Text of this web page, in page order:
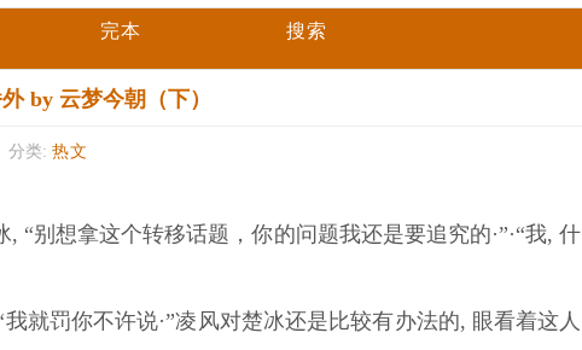
完本 搜索
by 云梦今朝（下）
分类: 热文
, “别想拿这个转移话题，你的问题我还是要追究的·”·“我, 什
就罚你不许说·”凌风对楚冰还是比较有办法的, 眼看着这人